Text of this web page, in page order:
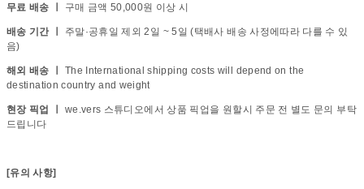
무료 배송 ㅣ 구매 금액 50,000원 이상 시
배송 기간 ㅣ 주말·공휴일 제외 2일 ~ 5일 (택배사 배송 사정에따라 다를 수 있
음)
해외 배송 ㅣ The International shipping costs will depend on the
destination country and weight
현장 픽업 ㅣ we.vers 스튜디오에서 상품 픽업을 원할시 주문 전 별도 문의 부탁
드립니다
[유의 사항]